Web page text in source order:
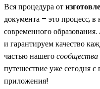
Вся процедура от
документа – это процесс,
современного образования.
и гарантируем качество
частью нашегосообщества
путешествие уже сегодня
приложения!